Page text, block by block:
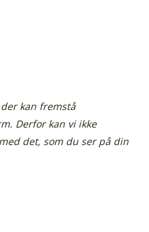
kan fremstå
Derfor kan vi ikke
det, som du ser på din